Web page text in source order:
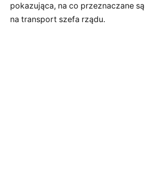
pokazująca, na co przeznaczane
na transport szefa rządu.